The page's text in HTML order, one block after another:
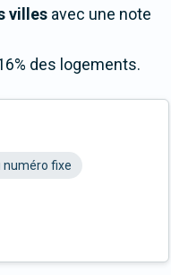
villes avec une note
des logements.
numéro fixe